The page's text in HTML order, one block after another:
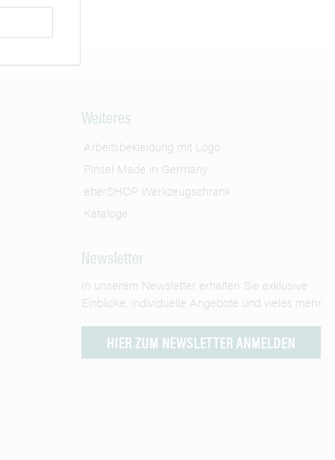
Weiteres
Arbeitsbekleidung mit Logo
Pinsel Made in Germany
eberSHOP Werkzeugschrank
Kataloge
Newsletter
In unserem Newsletter erhalten Sie exklusive
Einblicke, individuelle Angebote und vieles mehr.
HIER ZUM NEWSLETTER ANMELDEN